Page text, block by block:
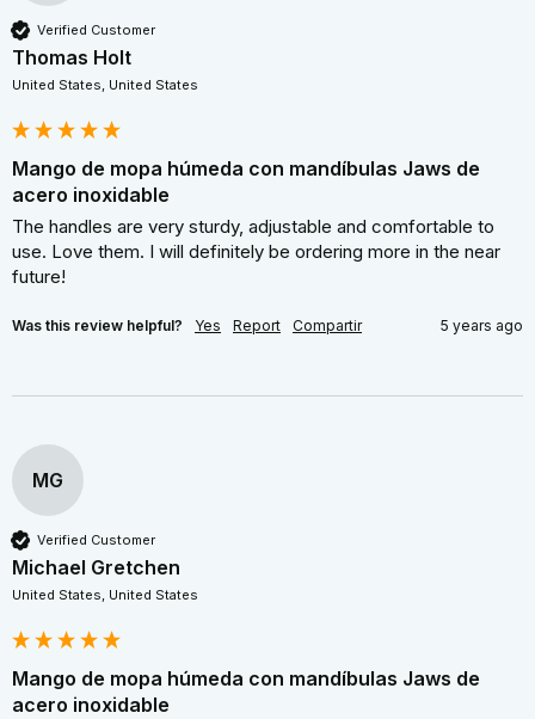
Verified Customer
Thomas Holt
United States, United States
Mango de mopa húmeda con mandíbulas Jaws de
acero inoxidable
The handles are very sturdy, adjustable and comfortable to
use. Love them. I will definitely be ordering more in the near
future!
Was this review helpful? Yes Report Compartir 5 years ago
MG
Verified Customer
Michael Gretchen
United States, United States
Mango de mopa húmeda con mandíbulas Jaws de
acero inoxidable